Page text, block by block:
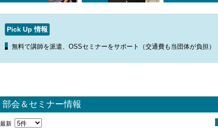
Pick Up 情報
無料で講師を派遣、OSSセミナーをサポート（交通費も当団体が負担）
部会＆セミナー情報
最新